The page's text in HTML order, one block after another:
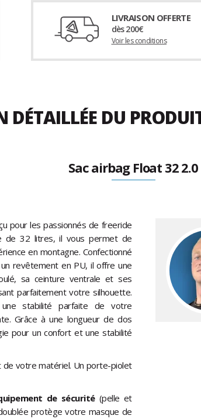
LIVRAISON OFFERTE
dès 200€
Voir les conditions
DÉTAILLÉE DU
Sac airbag Float 32 2.0
pour les passionnés de freeride
de 32 litres, il vous permet de
en montagne. Confectionné
revêtement en PU, il offre une
sa ceinture ventrale et ses
parfaitement votre silhouette.
une stabilité parfaite de votre
Grâce à une longueur de dos
pour un confort et une stabilité
de votre matériel. Un porte-piolet
de sécurité(pelle et
protège votre masque de